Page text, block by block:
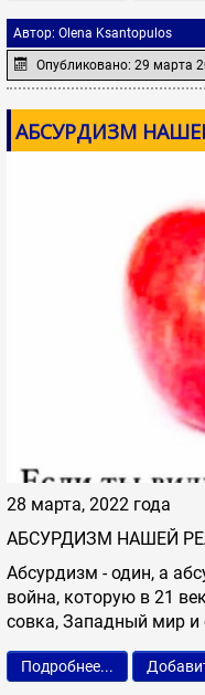
Автор: Olena Ksantopulos
Опубликовано: 29 марта
АБСУРДИЗМ
28 марта, 2022 года
АБСУРДИЗМ НАШЕЙ
Абсурдизм - один, а
война, которую в 21
совка, Западный мир и
Подробнее...